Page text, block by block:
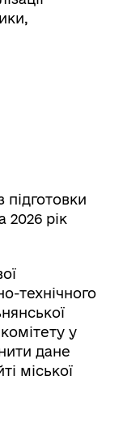
підготовки
2026 рік
технічного
у
дане
міської